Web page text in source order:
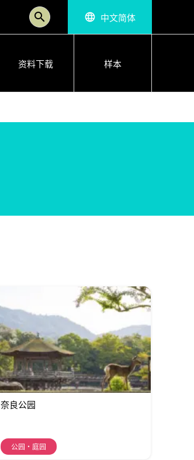
search language 中文简体
资料下载 样本
奈良公园
公园・庭园